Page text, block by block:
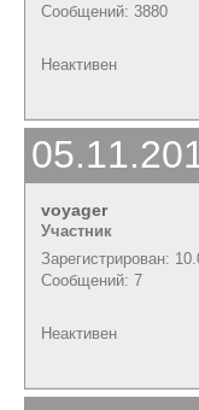
Сообщений: 3880
Неактивен
voyager
Участник
Зарегистрирован:
Сообщений: 7
Неактивен